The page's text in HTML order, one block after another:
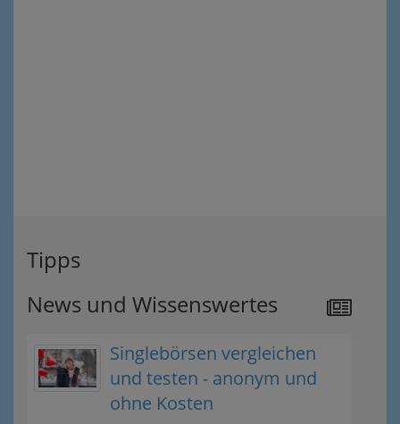
Tipps
News und Wissenswertes
Singlebörsen vergleichen
und testen - anonym und
ohne Kosten